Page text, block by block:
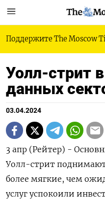
Поддержите The Moscow
Уолл-стрит
данных
03.04.2024
3 апр (Рейтер) -
Уолл-стрит
более мягкие, чем
услуг успокоили